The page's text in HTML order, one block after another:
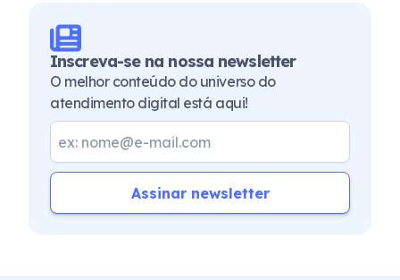
Inscreva-se na nossa newsletter
O melhor conteúdo do universo do
atendimento digital está aqui!
Assinar newsletter